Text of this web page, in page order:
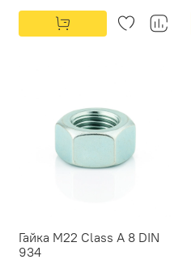
Гайка М22 Class A 8 DIN
934